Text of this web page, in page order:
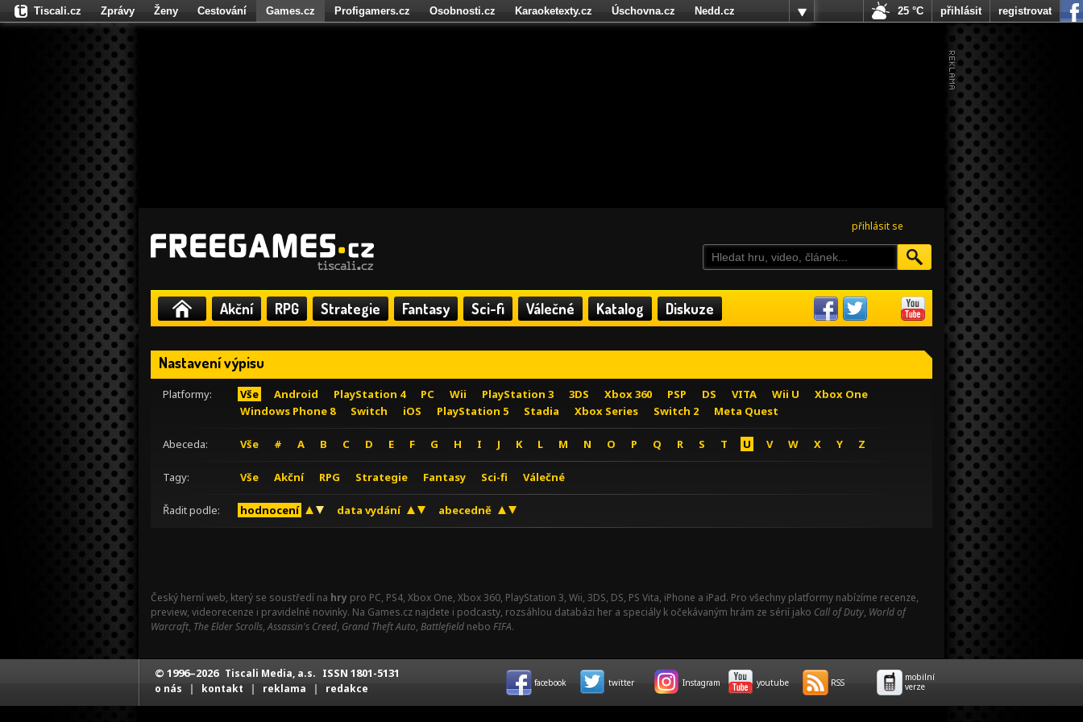
přihlásit se
Akční RPG Strategie Fantasy Sci-fi Válečné Katalog Diskuze
Nastavení výpisu
Platformy: Vše Android PlayStation 4 PC Wii PlayStation 3 3DS Xbox 360 PSP DS VITA Wii U
Xbox One
Windows Phone 8
Switch iOS PlayStation 5 Stadia Xbox Series Switch 2 Meta Quest
Abeceda: Vše # A B C D E F G H I J K L M N O P Q R S T U V W X Y Z
Tagy: Vše Akční RPG Strategie Fantasy Sci-fi Válečné
Řadit podle: hodnocení data vydání abecedně
Český herní web, který se soustředí na hry pro PC, PS4, Xbox One, Xbox 360, PlayStation 3, Wii, 3DS, DS, PS Vita, iPhone a iPad. Pro všechny platformy nabízíme recenze,
preview, videorecenze i pravidelné novinky. Na Games.cz najdete i podcasty, rozsáhlou databázi her a speciály k očekávaným hrám ze sérií jako Call of Duty, World of
Warcraft, The Elder Scrolls,Assassin's Creed, Grand Theft Auto, Battlefield nebo FIFA.
Tiscali.cz Zprávy Ženy Cestování Games.cz Profigamers.cz Osobnosti.cz Karaoketexty.cz Úschovna.cz
Nedd.cz
Fights.cz
25 °C přihlásit registrovat
© 1996–2026 Tiscali Media, a.s. ISSN 1801-5131
o nás | kontakt | reklama | redakce facebook twitter Instagram youtube RSS
mobilní
verze